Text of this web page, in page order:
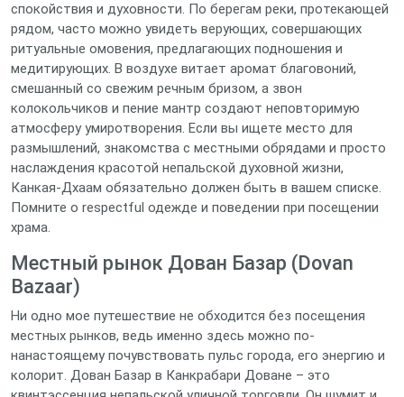
спокойствия и духовности. По берегам реки, протекающей
рядом, часто можно увидеть верующих, совершающих
ритуальные омовения, предлагающих подношения и
медитирующих. В воздухе витает аромат благовоний,
смешанный со свежим речным бризом, а звон
колокольчиков и пение мантр создают неповторимую
атмосферу умиротворения. Если вы ищете место для
размышлений, знакомства с местными обрядами и просто
наслаждения красотой непальской духовной жизни,
Канкая-Дхаам обязательно должен быть в вашем списке.
Помните о respectful одежде и поведении при посещении
храма.
Местный рынок Дован Базар (Dovan
Bazaar)
Ни одно мое путешествие не обходится без посещения
местных рынков, ведь именно здесь можно по-
нанастоящему почувствовать пульс города, его энергию и
колорит. Дован Базар в Канкрабари Доване – это